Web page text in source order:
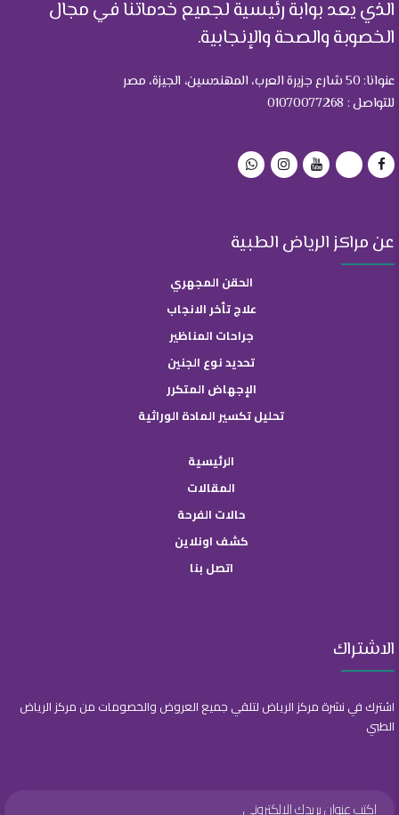
الذي يعد بوابة رئيسية لجميع خدماتنا في مجال
الخصوبة والصحة والإنجابية.
عنوانا: 50 شارع جزيرة العرب، المهندسين، الجيزة، مصر
للتواصل : 01070077268
عن مراكز الرياض الطبية
الحقن المجهري
علاج تأخر الانجاب
جراحات المناظير
تحديد نوع الجنين
الإجهاض المتكرر
تحليل تكسير المادة الوراثية
الرئيسية
المقالات
حالات الفرحة
كشف اونلاين
اتصل بنا
الاشتراك
اشترك في نشرة مركز الرياض لتلقي جميع العروض والخصومات من مركز الرياض
الطبي